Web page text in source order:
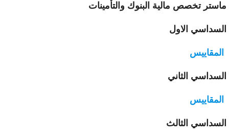
تخصص مالية البنوك والتأمينات
الاول
الثاني
الثالث